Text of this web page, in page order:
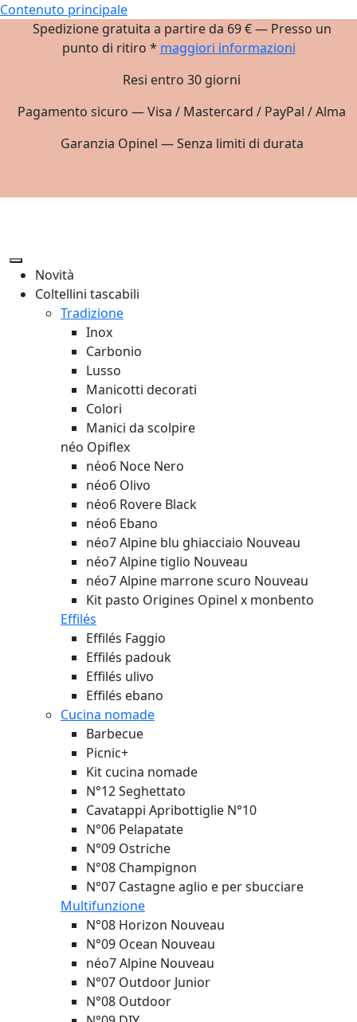
Contenuto principale
Spedizione gratuita a partire da 69 € — Presso un
punto di ritiro * maggiori informazioni
Resi entro 30 giorni
Pagamento sicuro — Visa / Mastercard / PayPal / Alma
Garanzia Opinel — Senza limiti di durata
Novità
Coltellini tascabili
Tradizione
Inox
Carbonio
Lusso
Manicotti decorati
Colori
Manici da scolpire
néo Opiflex
néo6 Noce Nero
néo6 Olivo
néo6 Rovere Black
néo6 Ebano
néo7 Alpine blu ghiacciaio Nouveau
néo7 Alpine tiglio Nouveau
néo7 Alpine marrone scuro Nouveau
Kit pasto Origines Opinel x monbento
Effilés
Effilés Faggio
Effilés padouk
Effilés ulivo
Effilés ebano
Cucina nomade
Barbecue
Picnic+
Kit cucina nomade
N°12 Seghettato
Cavatappi Apribottiglie N°10
N°06 Pelapatate
N°09 Ostriche
N°08 Champignon
N°07 Castagne aglio e per sbucciare
Multifunzione
N°08 Horizon Nouveau
N°09 Ocean Nouveau
néo7 Alpine Nouveau
N°07 Outdoor Junior
N°08 Outdoor